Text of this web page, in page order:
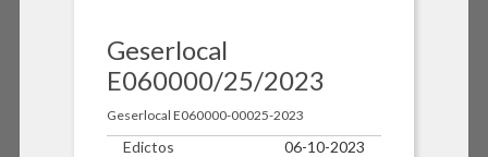
Geserlocal
E060000/25/2023
Geserlocal E060000-00025-2023
Edictos 06-10-2023